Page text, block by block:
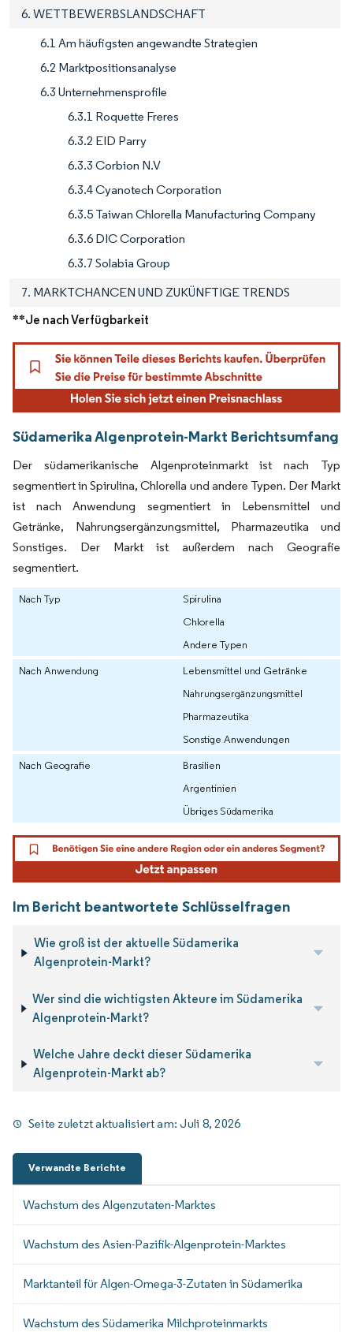
6. WETTBEWERBSLANDSCHAFT
6.1 Am häufigsten angewandte Strategien
6.2 Marktpositionsanalyse
6.3 Unternehmensprofile
6.3.1 Roquette Freres
6.3.2 EID Parry
6.3.3 Corbion N.V
6.3.4 Cyanotech Corporation
6.3.5 Taiwan Chlorella Manufacturing Company
6.3.6 DIC Corporation
6.3.7 Solabia Group
7. MARKTCHANCEN UND ZUKÜNFTIGE TRENDS
**Je nach Verfügbarkeit
Südamerika Algenprotein-Markt Berichtsumfang
Der südamerikanische Algenproteinmarkt ist nach Typ
segmentiert in Spirulina, Chlorella und andere Typen. Der Markt
ist nach Anwendung segmentiert in Lebensmittel und
Getränke, Nahrungsergänzungsmittel, Pharmazeutika und
Sonstiges. Der Markt ist außerdem nach Geografie
segmentiert.
Nach Typ
Spirulina
Chlorella
Andere Typen
Nach Anwendung
Lebensmittel und Getränke
Nahrungsergänzungsmittel
Pharmazeutika
Sonstige Anwendungen
Nach Geografie
Brasilien
Argentinien
Übriges Südamerika
Im Bericht beantwortete Schlüsselfragen
Wie groß ist der aktuelle Südamerika
Algenprotein-Markt?
Wer sind die wichtigsten Akteure im Südamerika
Algenprotein-Markt?
Welche Jahre deckt dieser Südamerika
Algenprotein-Markt ab?
Seite zuletzt aktualisiert am:Juli 8, 2026
Verwandte Berichte
Wachstum des Algenzutaten-Marktes
Wachstum des Asien-Pazifik-Algenprotein-Marktes
Marktanteil für Algen-Omega-3-Zutaten in Südamerika
Wachstum des Südamerika Milchproteinmarkts